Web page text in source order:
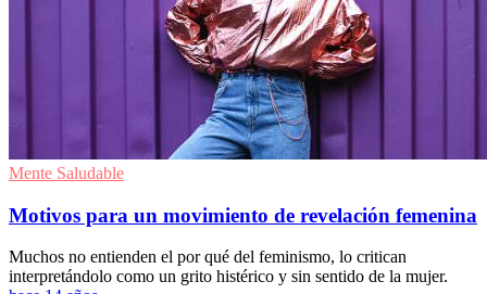
Mente Saludable
Motivos para un movimiento de revelación femenina
Muchos no entienden el por qué del feminismo, lo critican
interpretándolo como un grito histérico y sin sentido de la mujer.